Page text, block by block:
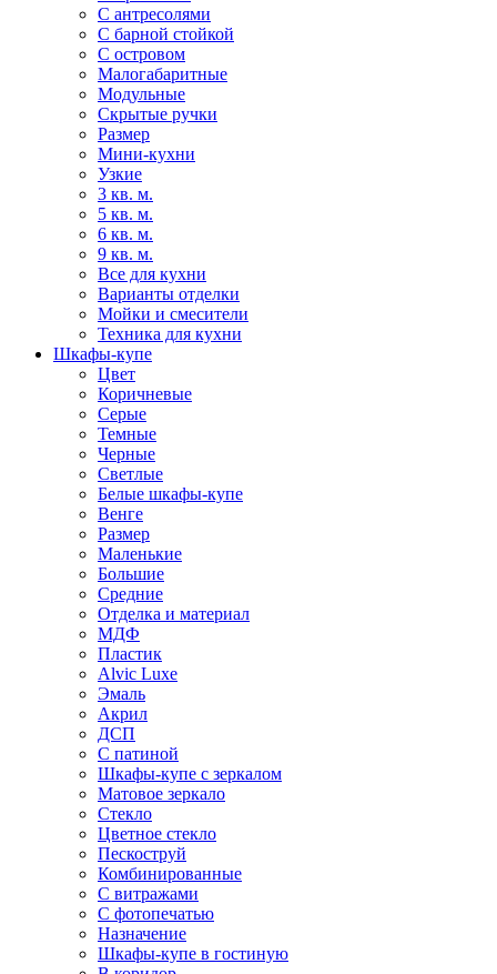
С антресолями
С барной стойкой
С островом
Малогабаритные
Модульные
Скрытые ручки
Размер
Мини-кухни
Узкие
3 кв. м.
5 кв. м.
6 кв. м.
9 кв. м.
Все для кухни
Варианты отделки
Мойки и смесители
Техника для кухни
Шкафы-купе
Цвет
Коричневые
Серые
Темные
Черные
Светлые
Белые шкафы-купе
Венге
Размер
Маленькие
Большие
Средние
Отделка и материал
МДФ
Пластик
Alvic Luxe
Эмаль
Акрил
ДСП
С патиной
Шкафы-купе с зеркалом
Матовое зеркало
Стекло
Цветное стекло
Пескоструй
Комбинированные
С витражами
С фотопечатью
Назначение
Шкафы-купе в гостиную